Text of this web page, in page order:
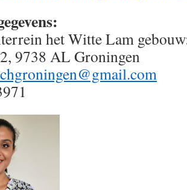
het Witte Lam
9738 AL Groningen